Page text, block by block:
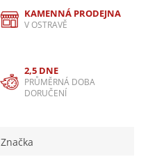
KAMENNÁ PRODEJNA
V OSTRAVĚ
2,5 DNE
PRŮMĚRNÁ DOBA
DORUČENÍ
Značka